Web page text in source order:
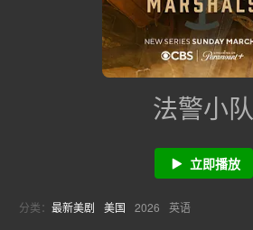
法警小队
立即播放
分类： 最新美剧 美国 2026 英语